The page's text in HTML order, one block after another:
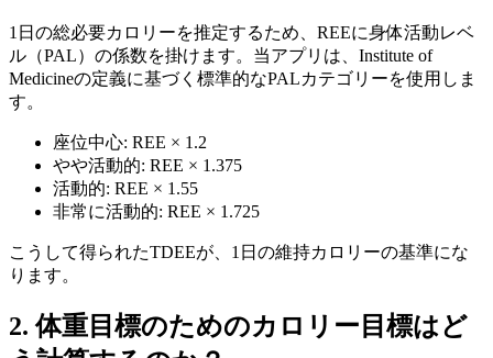
1日の総必要カロリーを推定するため、REEに身体活動レベ
ル（PAL）の係数を掛けます。当アプリは、Institute of
Medicineの定義に基づく標準的なPALカテゴリーを使用しま
す。
座位中心: REE × 1.2
やや活動的: REE × 1.375
活動的: REE × 1.55
非常に活動的: REE × 1.725
こうして得られたTDEEが、1日の維持カロリーの基準にな
ります。
2. 体重目標のためのカロリー目標はど